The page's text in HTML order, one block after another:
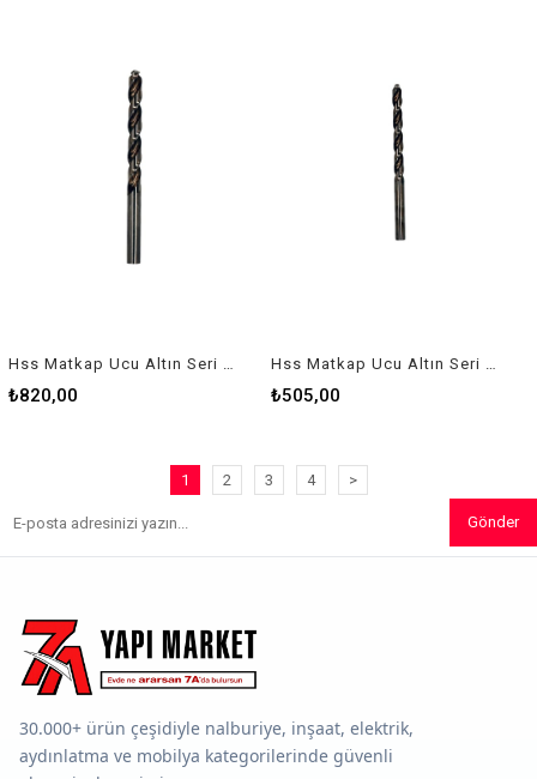
Hss Matkap Ucu Altın Seri 9 Mm
₺820,00
Hss Matkap Ucu Altın Seri 7 Mm
₺505,00
1 2 3 4 >
Gönder
30.000+ ürün çeşidiyle nalburiye, inşaat, elektrik,
aydınlatma ve mobilya kategorilerinde güvenli